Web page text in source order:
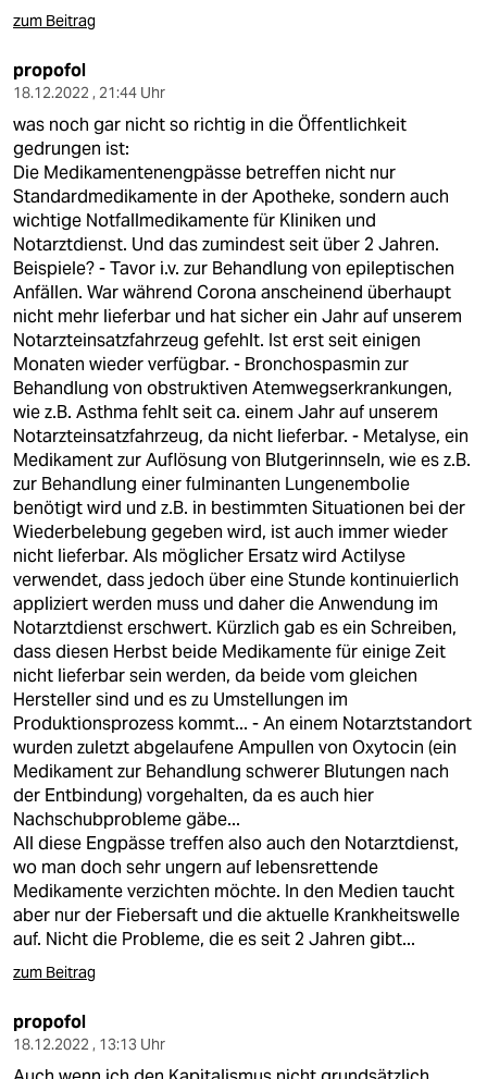
zum Beitrag
propofol
18.12.2022 , 21:44 Uhr
was noch gar nicht so richtig in die Öffentlichkeit
gedrungen ist:
Die Medikamentenengpässe betreffen nicht nur
Standardmedikamente in der Apotheke, sondern auch
wichtige Notfallmedikamente für Kliniken und
Notarztdienst. Und das zumindest seit über 2 Jahren.
Beispiele? - Tavor i.v. zur Behandlung von epileptischen
Anfällen. War während Corona anscheinend überhaupt
nicht mehr lieferbar und hat sicher ein Jahr auf unserem
Notarzteinsatzfahrzeug gefehlt. Ist erst seit einigen
Monaten wieder verfügbar. - Bronchospasmin zur
Behandlung von obstruktiven Atemwegserkrankungen,
wie z.B. Asthma fehlt seit ca. einem Jahr auf unserem
Notarzteinsatzfahrzeug, da nicht lieferbar. - Metalyse, ein
Medikament zur Auflösung von Blutgerinnseln, wie es z.B.
zur Behandlung einer fulminanten Lungenembolie
benötigt wird und z.B. in bestimmten Situationen bei der
Wiederbelebung gegeben wird, ist auch immer wieder
nicht lieferbar. Als möglicher Ersatz wird Actilyse
verwendet, dass jedoch über eine Stunde kontinuierlich
appliziert werden muss und daher die Anwendung im
Notarztdienst erschwert. Kürzlich gab es ein Schreiben,
dass diesen Herbst beide Medikamente für einige Zeit
nicht lieferbar sein werden, da beide vom gleichen
Hersteller sind und es zu Umstellungen im
Produktionsprozess kommt... - An einem Notarztstandort
wurden zuletzt abgelaufene Ampullen von Oxytocin (ein
Medikament zur Behandlung schwerer Blutungen nach
der Entbindung) vorgehalten, da es auch hier
Nachschubprobleme gäbe...
All diese Engpässe treffen also auch den Notarztdienst,
wo man doch sehr ungern auf lebensrettende
Medikamente verzichten möchte. In den Medien taucht
aber nur der Fiebersaft und die aktuelle Krankheitswelle
auf. Nicht die Probleme, die es seit 2 Jahren gibt...
zum Beitrag
propofol
18.12.2022 , 13:13 Uhr